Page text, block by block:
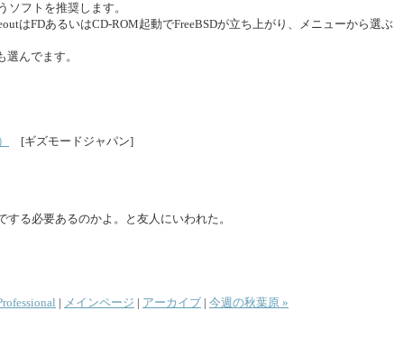
ソフトを推奨します。
はFDあるいはCD-ROM起動でFreeBSDが立ち上がり、メニューから選ぶ
んでます。
[ギズモードジャパン]
る必要あるのかよ。と友人にいわれた。
| メインページ | アーカイブ | 今週の秋葉原 »